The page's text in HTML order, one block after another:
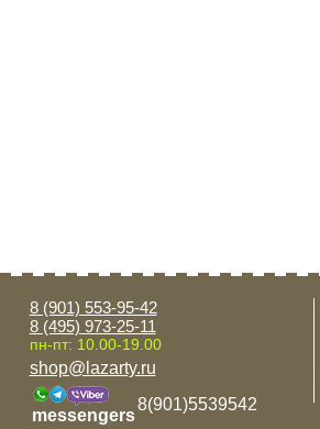
8 (901) 553-95-42
8 (495) 973-25-11
пн-пт: 10.00-19.00
shop@lazarty.ru
messengers
8(901)5539542